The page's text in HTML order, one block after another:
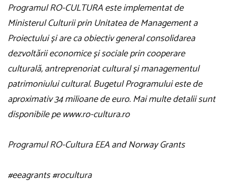
Programul RO-CULTURA este implementat de
Ministerul Culturii prin Unitatea de Management a
Proiectului și are ca obiectiv general consolidarea
dezvoltării economice și sociale prin cooperare
culturală, antreprenoriat cultural și managementul
patrimoniului cultural. Bugetul Programului este de
aproximativ 34 milioane de euro. Mai multe detalii sunt
disponibile pe www.ro-cultura.ro
Programul RO-Cultura EEA and Norway Grants
#eeagrants #rocultura